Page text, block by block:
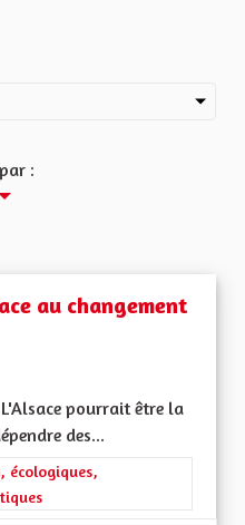
:
au changement
pourrait être la
des...
: Les transitions
écologiques,